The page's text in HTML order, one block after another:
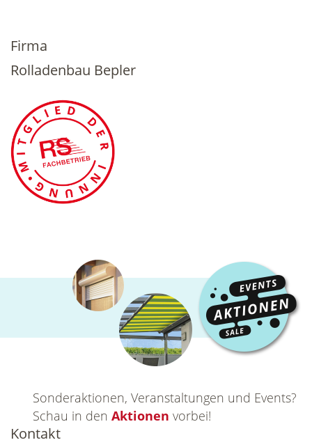
Firma
Rolladenbau Bepler
Sonderaktionen, Veranstaltungen und Events?
Schau in den Aktionen vorbei!
Kontakt